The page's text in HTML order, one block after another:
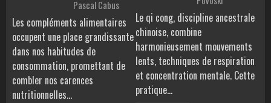
Pascal Cabus
Les compléments alimentaires
occupent une place grandissante
dans nos habitudes de
consommation, promettant de
combler nos carences
nutritionnelles…
Le qi cong, discipline ancestrale
chinoise, combine
harmonieusement mouvements
lents, techniques de respiration
et concentration mentale. Cette
pratique…